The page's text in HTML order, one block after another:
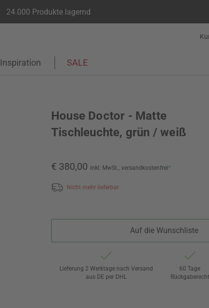
24.000 Produkte lagernd
Inspiration SALE
House Doctor - Matte
Tischleuchte, grün / weiß
€ 380,00 inkl. MwSt., versandkostenfrei*
Nicht mehr lieferbar
Auf die Wunschliste
Lieferung 2 Werktage nach Versand
aus DE per DHL
60 Tage
Rückgaberecht